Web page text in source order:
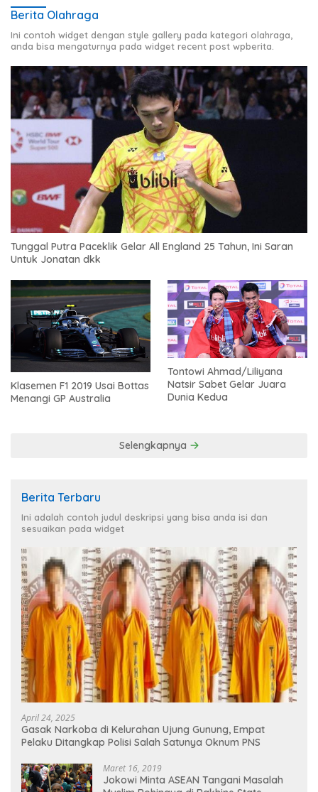
Berita Olahraga
Ini contoh widget dengan style gallery pada kategori olahraga,
anda bisa mengaturnya pada widget recent post wpberita.
Tunggal Putra Paceklik Gelar All England 25 Tahun, Ini Saran
Untuk Jonatan dkk
Klasemen F1 2019 Usai Bottas
Menangi GP Australia
Tontowi Ahmad/Liliyana
Natsir Sabet Gelar Juara
Dunia Kedua
Selengkapnya
Berita Terbaru
Ini adalah contoh judul deskripsi yang bisa anda isi dan
sesuaikan pada widget
April 24, 2025
Gasak Narkoba di Kelurahan Ujung Gunung, Empat
Pelaku Ditangkap Polisi Salah Satunya Oknum PNS
Maret 16, 2019
Jokowi Minta ASEAN Tangani Masalah